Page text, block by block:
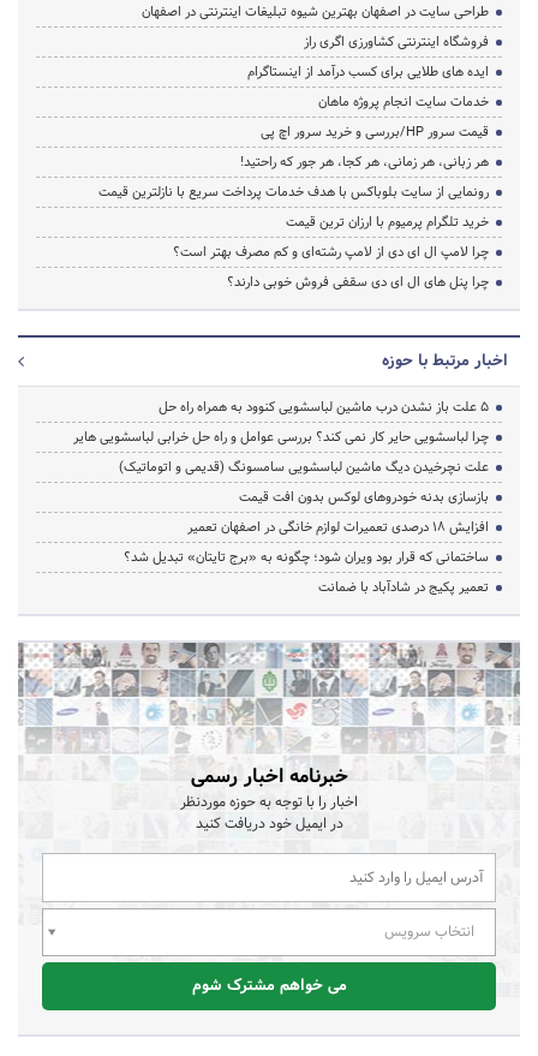
طراحی سایت در اصفهان بهترین شیوه تبلیغات اینترنتی در اصفهان
فروشگاه اینترنتی کشاورزی اگری راز
ایده های طلایی برای کسب درآمد از اینستاگرام
خدمات سایت انجام پروژه ماهان
قیمت سرور HP/بررسی و خرید سرور اچ پی
هر زبانی، هر زمانی، هر کجا، هر جور که راحتید!
رونمایی از سایت بلوباکس با هدف خدمات پرداخت سریع با نازلترین قیمت
خرید تلگرام پرمیوم با ارزان ترین قیمت
چرا لامپ ال ای دی از لامپ رشته‌ای و کم مصرف بهتر است؟
چرا پنل های ال ای دی سقفی فروش خوبی دارند؟
اخبار مرتبط با حوزه
5 علت باز نشدن درب ماشین لباسشویی کنوود به همراه راه حل
چرا لباسشویی حایر کار نمی کند؟ بررسی عوامل و راه حل خرابی لباسشویی هایر
علت نچرخیدن دیگ ماشین لباسشویی سامسونگ (قدیمی و اتوماتیک)
بازسازی بدنه خودروهای لوکس بدون افت قیمت
افزایش ۱۸ درصدی تعمیرات لوازم خانگی در اصفهان تعمیر
ساختمانی که قرار بود ویران شود؛ چگونه به «برج تایتان» تبدیل شد؟
تعمیر پکیج در شادآباد با ضمانت
خبرنامه اخبار رسمی
اخبار را با توجه به حوزه موردنظر
در ایمیل خود دریافت کنید
انتخاب سرویس
می خواهم مشترک شوم